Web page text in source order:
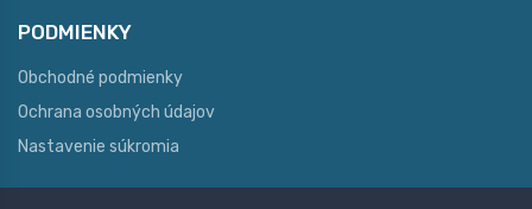
PODMIENKY
Obchodné podmienky
Ochrana osobných údajov
Nastavenie súkromia